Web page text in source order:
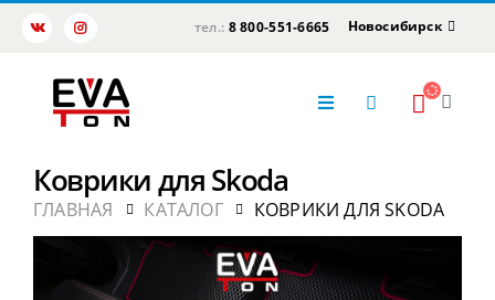
тел.: 8 800-551-6665 Новосибирск
Коврики для Skoda
ГЛАВНАЯ КАТАЛОГ КОВРИКИ ДЛЯ SKODA